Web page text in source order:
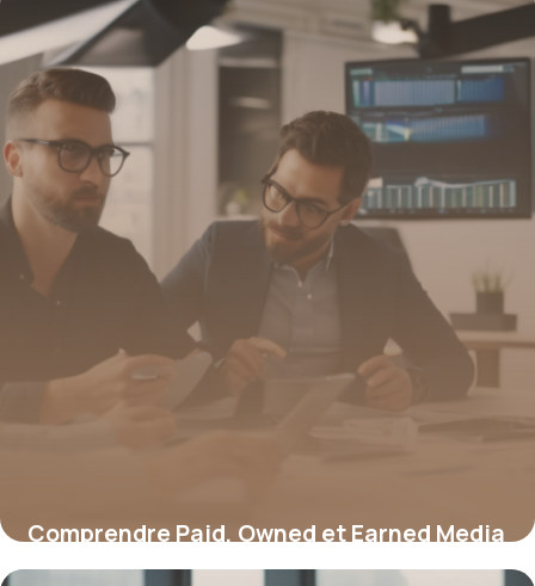
16 juin 2026
Comprendre Paid, Owned et Earned Media
: stratégies et défis clés